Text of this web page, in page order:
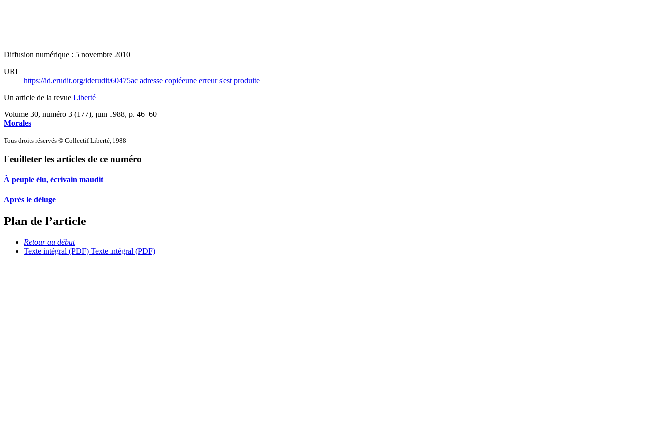
Diffusion numérique : 5 novembre 2010
URI
https://id.erudit.org/iderudit/60475ac adresse copiéeune erreur s'est produite
Un article de la revue Liberté
Volume 30, numéro 3 (177), juin 1988, p. 46–60
Morales
Tous droits réservés © Collectif Liberté, 1988
Feuilleter les articles de ce numéro
À peuple élu, écrivain maudit
Après le déluge
Plan de l’article
Retour au début
Texte intégral (PDF) Texte intégral (PDF)